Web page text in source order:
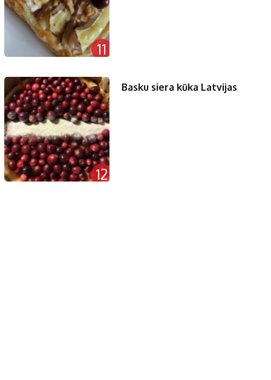
11
12
Basku siera kūka Latvijas